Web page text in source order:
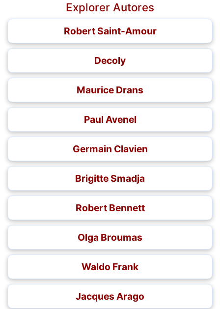
Explorer Autores
Robert Saint-Amour
Decoly
Maurice Drans
Paul Avenel
Germain Clavien
Brigitte Smadja
Robert Bennett
Olga Broumas
Waldo Frank
Jacques Arago